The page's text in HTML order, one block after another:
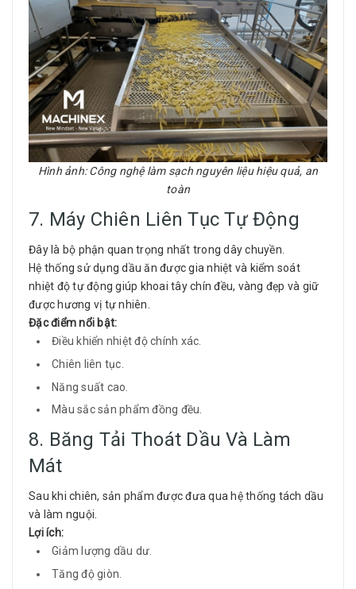
Hình ảnh: Công nghệ làm sạch nguyên liệu hiệu quả, an
toàn
7. Máy Chiên Liên Tục Tự Động
Đây là bộ phận quan trọng nhất trong dây chuyền.
Hệ thống sử dụng dầu ăn được gia nhiệt và kiểm soát
nhiệt độ tự động giúp khoai tây chín đều, vàng đẹp và giữ
được hương vị tự nhiên.
Đặc điểm nổi bật:
Điều khiển nhiệt độ chính xác.
Chiên liên tục.
Năng suất cao.
Màu sắc sản phẩm đồng đều.
8. Băng Tải Thoát Dầu Và Làm
Mát
Sau khi chiên, sản phẩm được đưa qua hệ thống tách dầu
và làm nguội.
Lợi ích:
Giảm lượng dầu dư.
Tăng độ giòn.